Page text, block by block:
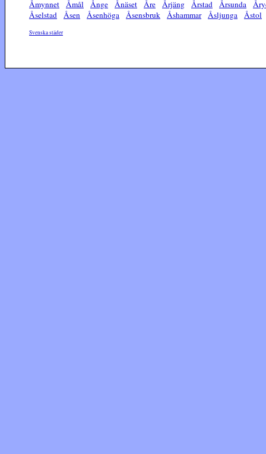
Åmynnet Åmål Ånge Ånäset Åre Årjäng Årstad Årsunda
Åselstad
Åsen Åsenhöga Åsensbruk Åshammar Åsljunga Åstol
Svenska städer